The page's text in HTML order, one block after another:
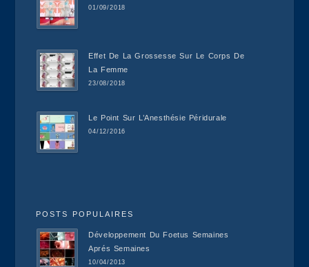
01/09/2018
Effet De La Grossesse Sur Le Corps De
La Femme
23/08/2018
Le Point Sur L’Anesthésie Péridurale
04/12/2016
POSTS POPULAIRES
Développement Du Foetus Semaines
Aprés Semaines
10/04/2013